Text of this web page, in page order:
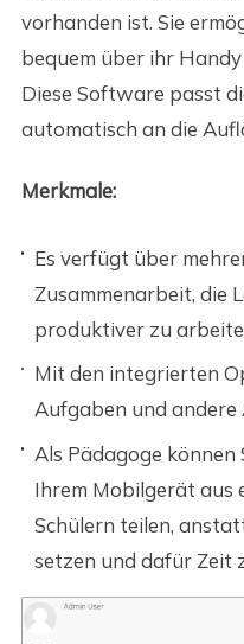
vorhanden ist. Sie
bequem über ihr
Diese Software passt
automatisch an die
Merkmale:
Es verfügt über
Zusammenarbeit, die
produktiver zu
Mit den integrierten
Aufgaben und
Als Pädagoge können
Ihrem Mobilgerät aus
Schülern teilen,
setzen und dafür Zeit